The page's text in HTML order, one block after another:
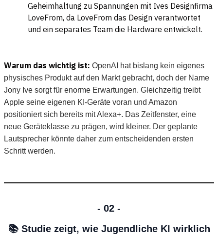
Geheimhaltung zu Spannungen mit Ives Designfirma
LoveFrom, da LoveFrom das Design verantwortet
und ein separates Team die Hardware entwickelt.
Warum das wichtig ist: OpenAI hat bislang kein eigenes
physisches Produkt auf den Markt gebracht, doch der Name
Jony Ive sorgt für enorme Erwartungen. Gleichzeitig treibt
Apple seine eigenen KI-Geräte voran und Amazon
positioniert sich bereits mit Alexa+. Das Zeitfenster, eine
neue Geräteklasse zu prägen, wird kleiner. Der geplante
Lautsprecher könnte daher zum entscheidenden ersten
Schritt werden.
- 02 -
📚 Studie zeigt, wie Jugendliche KI wirklich